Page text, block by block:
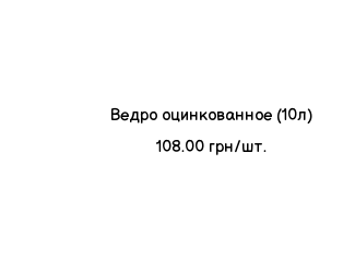
Ведро оцинкованное (10л)
108.00 грн/шт.